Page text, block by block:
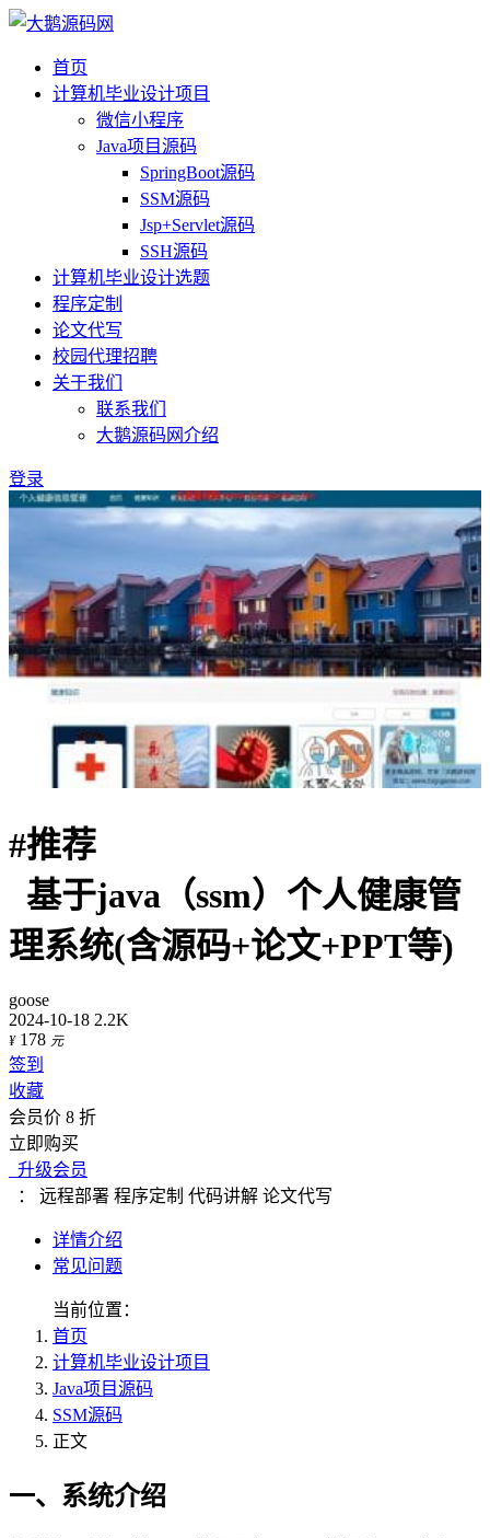
首页
计算机毕业设计项目
微信小程序
Java项目源码
SpringBoot源码
SSM源码
Jsp+Servlet源码
SSH源码
计算机毕业设计选题
程序定制
论文代写
校园代理招聘
关于我们
联系我们
大鹅源码网介绍
登录
#推荐
基于java（ssm）个人健康管
理系统(含源码+论文+PPT等)
goose
2024-10-18 2.2K
¥ 178 元
签到
收藏
会员价 8 折
立即购买
升级会员
： 远程部署 程序定制 代码讲解 论文代写
详情介绍
常见问题
当前位置：
首页
计算机毕业设计项目
Java项目源码
SSM源码
正文
一、系统介绍